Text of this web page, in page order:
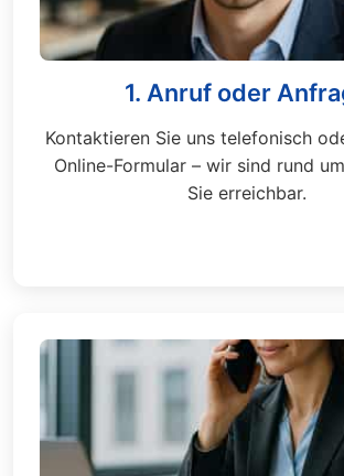
1. Anruf oder
Kontaktieren Sie uns telefonisch
Online-Formular – wir sind rund
Sie erreichbar.